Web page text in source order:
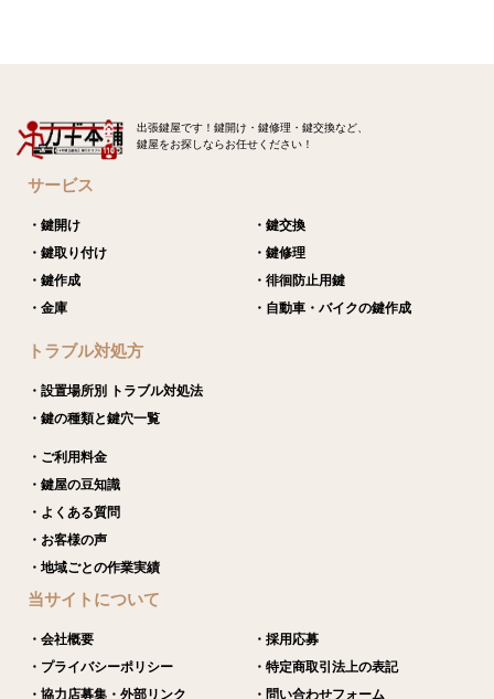
出張鍵屋です！鍵開け・鍵修理・鍵交換など、
鍵屋をお探しならお任せください！
サービス
・鍵開け
・鍵交換
・鍵取り付け
・鍵修理
・鍵作成
・徘徊防止用鍵
・金庫
・自動車・バイクの鍵作成
トラブル対処方
・設置場所別 トラブル対処法
・鍵の種類と鍵穴一覧
・ご利用料金
・鍵屋の豆知識
・よくある質問
・お客様の声
・地域ごとの作業実績
当サイトについて
・会社概要
・採用応募
・プライバシーポリシー
・特定商取引法上の表記
・協力店募集・外部リンク
・問い合わせフォーム